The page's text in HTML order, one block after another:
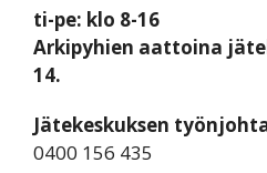
ti-pe: klo 8-16
Arkipyhien aattoina
14.
Jätekeskuksen
0400 156 435